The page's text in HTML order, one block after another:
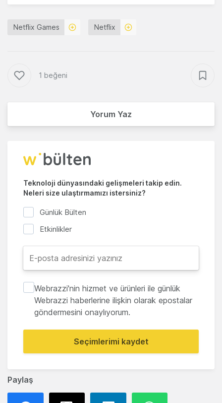
Paylaş
Netflix Games Netflix
1 beğeni
Yorum Yaz
Teknoloji dünyasındaki gelişmeleri takip edin.
Neleri size ulaştırmamızı istersiniz?
Günlük Bülten
Etkinlikler
Webrazzi'nin hizmet ve ürünleri ile günlük
Webrazzi haberlerine ilişkin olarak epostalar
göndermesini onaylıyorum.
Seçimlerimi kaydet